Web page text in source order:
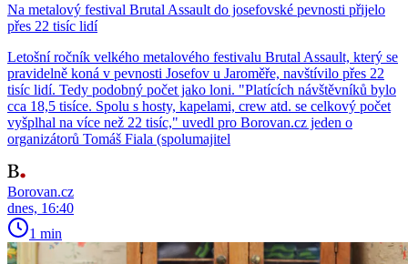
Na metalový festival Brutal Assault do josefovské pevnosti přijelo
přes 22 tisíc lidí
Letošní ročník velkého metalového festivalu Brutal Assault, který se
pravidelně koná v pevnosti Josefov u Jaroměře, navštívilo přes 22
tisíc lidí. Tedy podobný počet jako loni. "Platících návštěvníků bylo
cca 18,5 tisíce. Spolu s hosty, kapelami, crew atd. se celkový počet
vyšplhal na více než 22 tisíc," uvedl pro Borovan.cz jeden o
organizátorů Tomáš Fiala (spolumajitel
Borovan.cz
dnes, 16:40
1 min